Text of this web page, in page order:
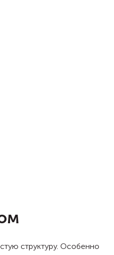
структуру. Особенно